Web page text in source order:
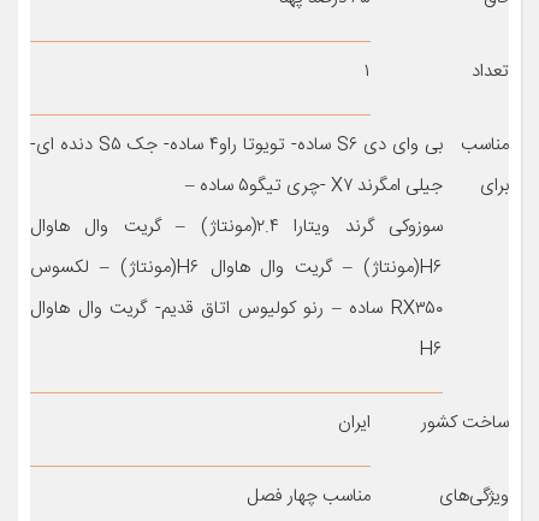
تعداد ۱
مناسب
برای
بی وای دی S۶ ساده- تویوتا راو۴ ساده- جک S۵ دنده ای-
جیلی امگرند X۷ -چری تیگو۵ ساده –
سوزوکی گرند ویتارا ۲.۴(مونتاژ) – گریت وال هاوال
H۶(مونتاژ) – گریت وال هاوال H۶(مونتاژ) – لکسوس
RX۳۵۰ ساده – رنو کولیوس اتاق قدیم- گریت وال هاوال
H۶
ساخت کشور ایران
ویژگی‌های
مناسب چهار فصل